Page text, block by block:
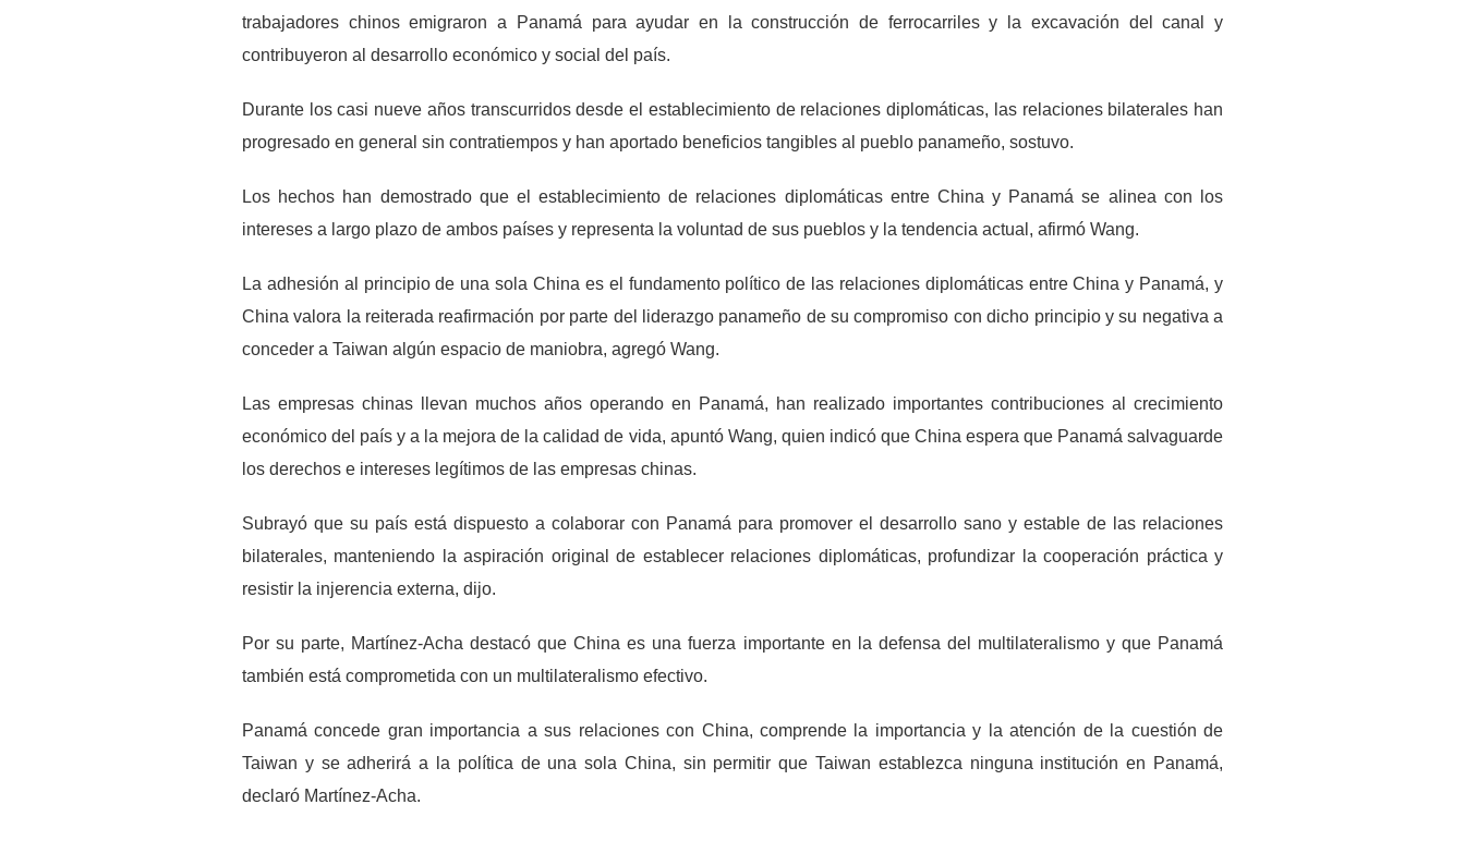
trabajadores chinos emigraron a Panamá para ayudar en la construcción de ferrocarriles y la excavación del canal y
contribuyeron al desarrollo económico y social del país.
Durante los casi nueve años transcurridos desde el establecimiento de relaciones diplomáticas, las relaciones bilaterales han
progresado en general sin contratiempos y han aportado beneficios tangibles al pueblo panameño, sostuvo.
Los hechos han demostrado que el establecimiento de relaciones diplomáticas entre China y Panamá se alinea con los
intereses a largo plazo de ambos países y representa la voluntad de sus pueblos y la tendencia actual, afirmó Wang.
La adhesión al principio de una sola China es el fundamento político de las relaciones diplomáticas entre China y Panamá, y
China valora la reiterada reafirmación por parte del liderazgo panameño de su compromiso con dicho principio y su negativa a
conceder a Taiwan algún espacio de maniobra, agregó Wang.
Las empresas chinas llevan muchos años operando en Panamá, han realizado importantes contribuciones al crecimiento
económico del país y a la mejora de la calidad de vida, apuntó Wang, quien indicó que China espera que Panamá salvaguarde
los derechos e intereses legítimos de las empresas chinas.
Subrayó que su país está dispuesto a colaborar con Panamá para promover el desarrollo sano y estable de las relaciones
bilaterales, manteniendo la aspiración original de establecer relaciones diplomáticas, profundizar la cooperación práctica y
resistir la injerencia externa, dijo.
Por su parte, Martínez-Acha destacó que China es una fuerza importante en la defensa del multilateralismo y que Panamá
también está comprometida con un multilateralismo efectivo.
Panamá concede gran importancia a sus relaciones con China, comprende la importancia y la atención de la cuestión de
Taiwan y se adherirá a la política de una sola China, sin permitir que Taiwan establezca ninguna institución en Panamá,
declaró Martínez-Acha.